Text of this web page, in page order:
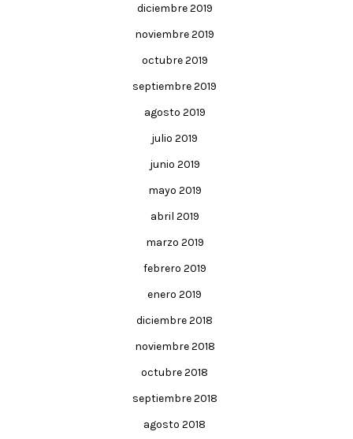
diciembre 2019
noviembre 2019
octubre 2019
septiembre 2019
agosto 2019
julio 2019
junio 2019
mayo 2019
abril 2019
marzo 2019
febrero 2019
enero 2019
diciembre 2018
noviembre 2018
octubre 2018
septiembre 2018
agosto 2018